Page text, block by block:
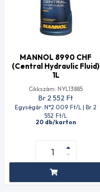
MANNOL 8990 CHF
(Central Hydraulic Fluid)
1L
Cikkszám: NYL13885
Br 2 552 Ft
Egységár: N°2 009 Ft/L | Br 2
552 Ft/L
20 db/karton